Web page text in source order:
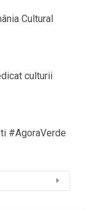
Cultural
culturii
#AgoraVerde